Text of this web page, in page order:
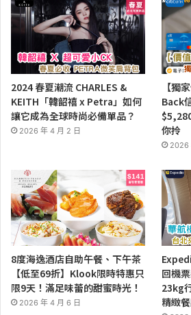
2024 春夏潮流 CHARLES &
KEITH「韓韶禧 x Petra」如何
讓它成為全球時尚必備單品？
2026 年 4 月 2 日
【獨
Back
你拎
2026
8度海逸酒店自助午餐、下午茶
【低至69折】Klook限時特惠只
限9天！滿足味蕾的甜蜜時光！
2026 年 4 月 6 日
回機
23kg
精緻